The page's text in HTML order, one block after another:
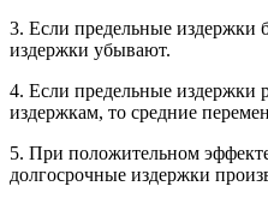
3. Если предельные издержки
издержки убывают.
4. Если предельные
издержкам, то средние
5. При положительном
долгосрочные издержки